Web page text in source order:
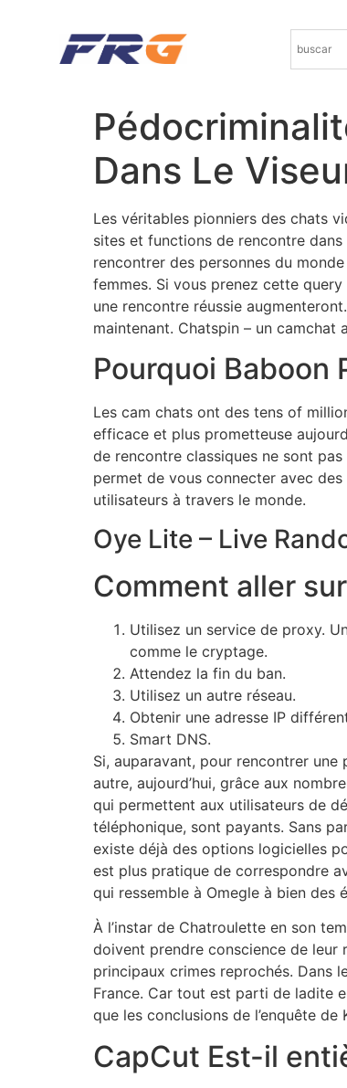
Dans Le
Les véritables pionniers des chats
sites et functions de rencontre
rencontrer des personnes du
femmes. Si vous prenez cette
une rencontre réussie
maintenant. Chatspin – un
Pourquoi Baboon
Les cam chats ont des tens of
efficace et plus prometteuse
de rencontre classiques ne sont
permet de vous connecter avec
utilisateurs à travers le monde.
Oye Lite – Live
Comment aller
Utilisez un service de proxy.
comme le cryptage.
Attendez la fin du ban.
Utilisez un autre réseau.
Obtenir une adresse IP
Smart DNS.
Si, auparavant, pour rencontrer une
autre, aujourd’hui, grâce aux
qui permettent aux utilisateurs de
téléphonique, sont payants. Sans
existe déjà des options logicielles
est plus pratique de correspondre
qui ressemble à Omegle à bien des
À l’instar de Chatroulette en son
doivent prendre conscience de leur
principaux crimes reprochés. Dans
France. Car tout est parti de ladite
que les conclusions de l’enquête
CapCut Est-il